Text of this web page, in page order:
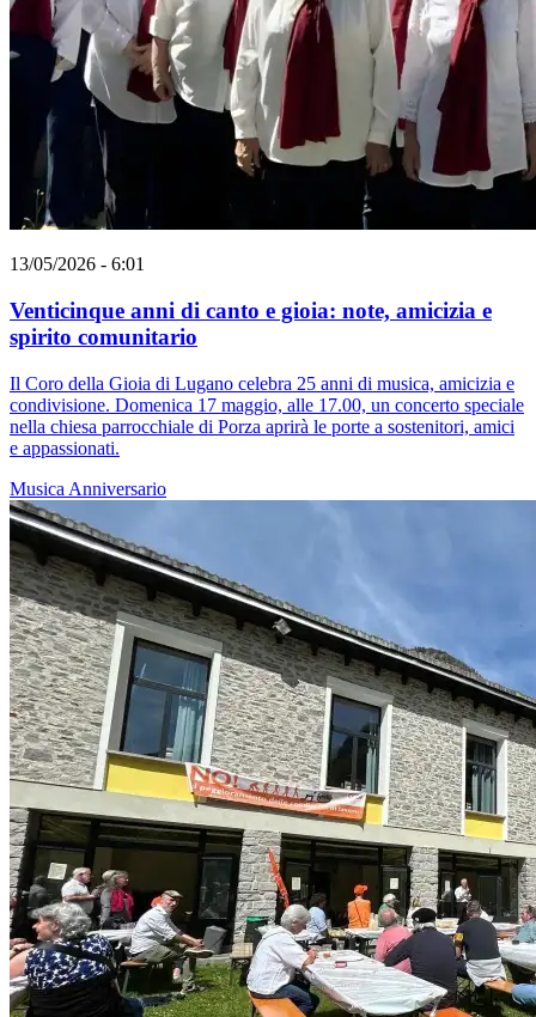
13/05/2026 - 6:01
Venticinque anni di canto e gioia: note, amicizia e
spirito comunitario
Il Coro della Gioia di Lugano celebra 25 anni di musica, amicizia e
condivisione. Domenica 17 maggio, alle 17.00, un concerto speciale
nella chiesa parrocchiale di Porza aprirà le porte a sostenitori, amici
e appassionati.
Musica Anniversario